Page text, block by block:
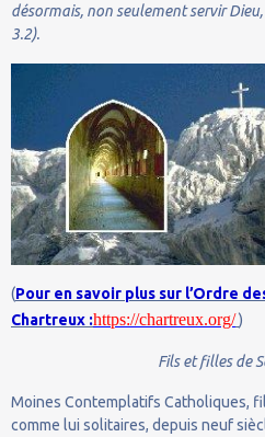
désormais, non seulement servir
3.2).
(Pour en savoir plus sur l’Ordre
Chartreux :https://chartreux.org/)
Fils et filles de
Moines Contemplatifs Catholiques,
comme lui solitaires, depuis neuf